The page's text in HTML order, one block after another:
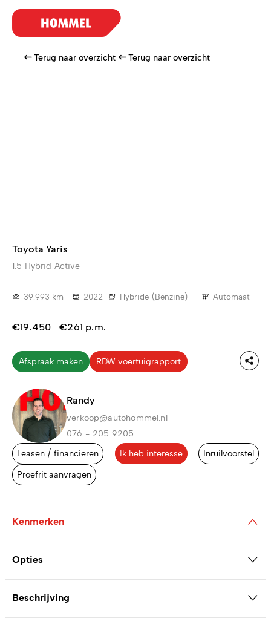
Terug naar overzicht Terug naar overzicht
Toyota Yaris
1.5 Hybrid Active
39.993 km 2022 Hybride (Benzine) Automaat
€19.450 €261 p.m.
Afspraak maken RDW voertuigrapport
Leasen / financieren Ik heb interesse Inruilvoorstel
Proefrit aanvragen
Randy
verkoop@autohommel.nl
076 - 205 9205
Kenmerken
Opties
Beschrijving